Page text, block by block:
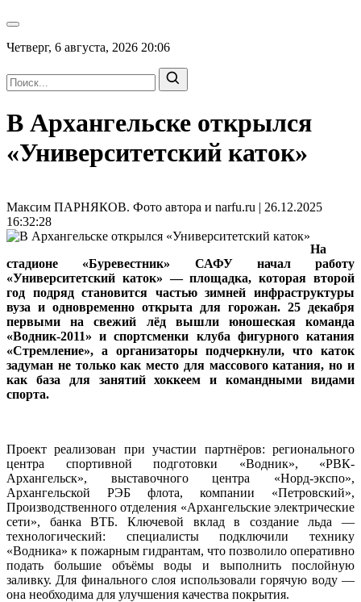
Четверг, 6 августа, 2026 20:06
В Архангельске открылся
«Университетский каток»
Максим ПАРНЯКОВ. Фото автора и narfu.ru | 26.12.2025
16:32:28
На
стадионе «Буревестник» САФУ начал работу
«Университетский каток» — площадка, которая второй
год подряд становится частью зимней инфраструктуры
вуза и одновременно открыта для горожан. 25 декабря
первыми на свежий лёд вышли юношеская команда
«Водник-2011» и спортсменки клуба фигурного катания
«Стремление», а организаторы подчеркнули, что каток
задуман не только как место для массового катания, но и
как база для занятий хоккеем и командными видами
спорта.
Проект реализован при участии партнёров: регионального
центра спортивной подготовки «Водник», «РВК-
Архангельск», выставочного центра «Норд-экспо»,
Архангельской РЭБ флота, компании «Петровский»,
Производственного отделения «Архангельские электрические
сети», банка ВТБ. Ключевой вклад в создание льда —
технологический: специалисты подключили технику
«Водника» к пожарным гидрантам, что позволило оперативно
подать большие объёмы воды и выполнить послойную
заливку. Для финального слоя использовали горячую воду —
она необходима для улучшения качества покрытия.